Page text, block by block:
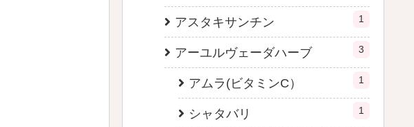
アスタキサンチン 1
アーユルヴェーダハーブ 3
アムラ(ビタミンC） 1
シャタバリ 1